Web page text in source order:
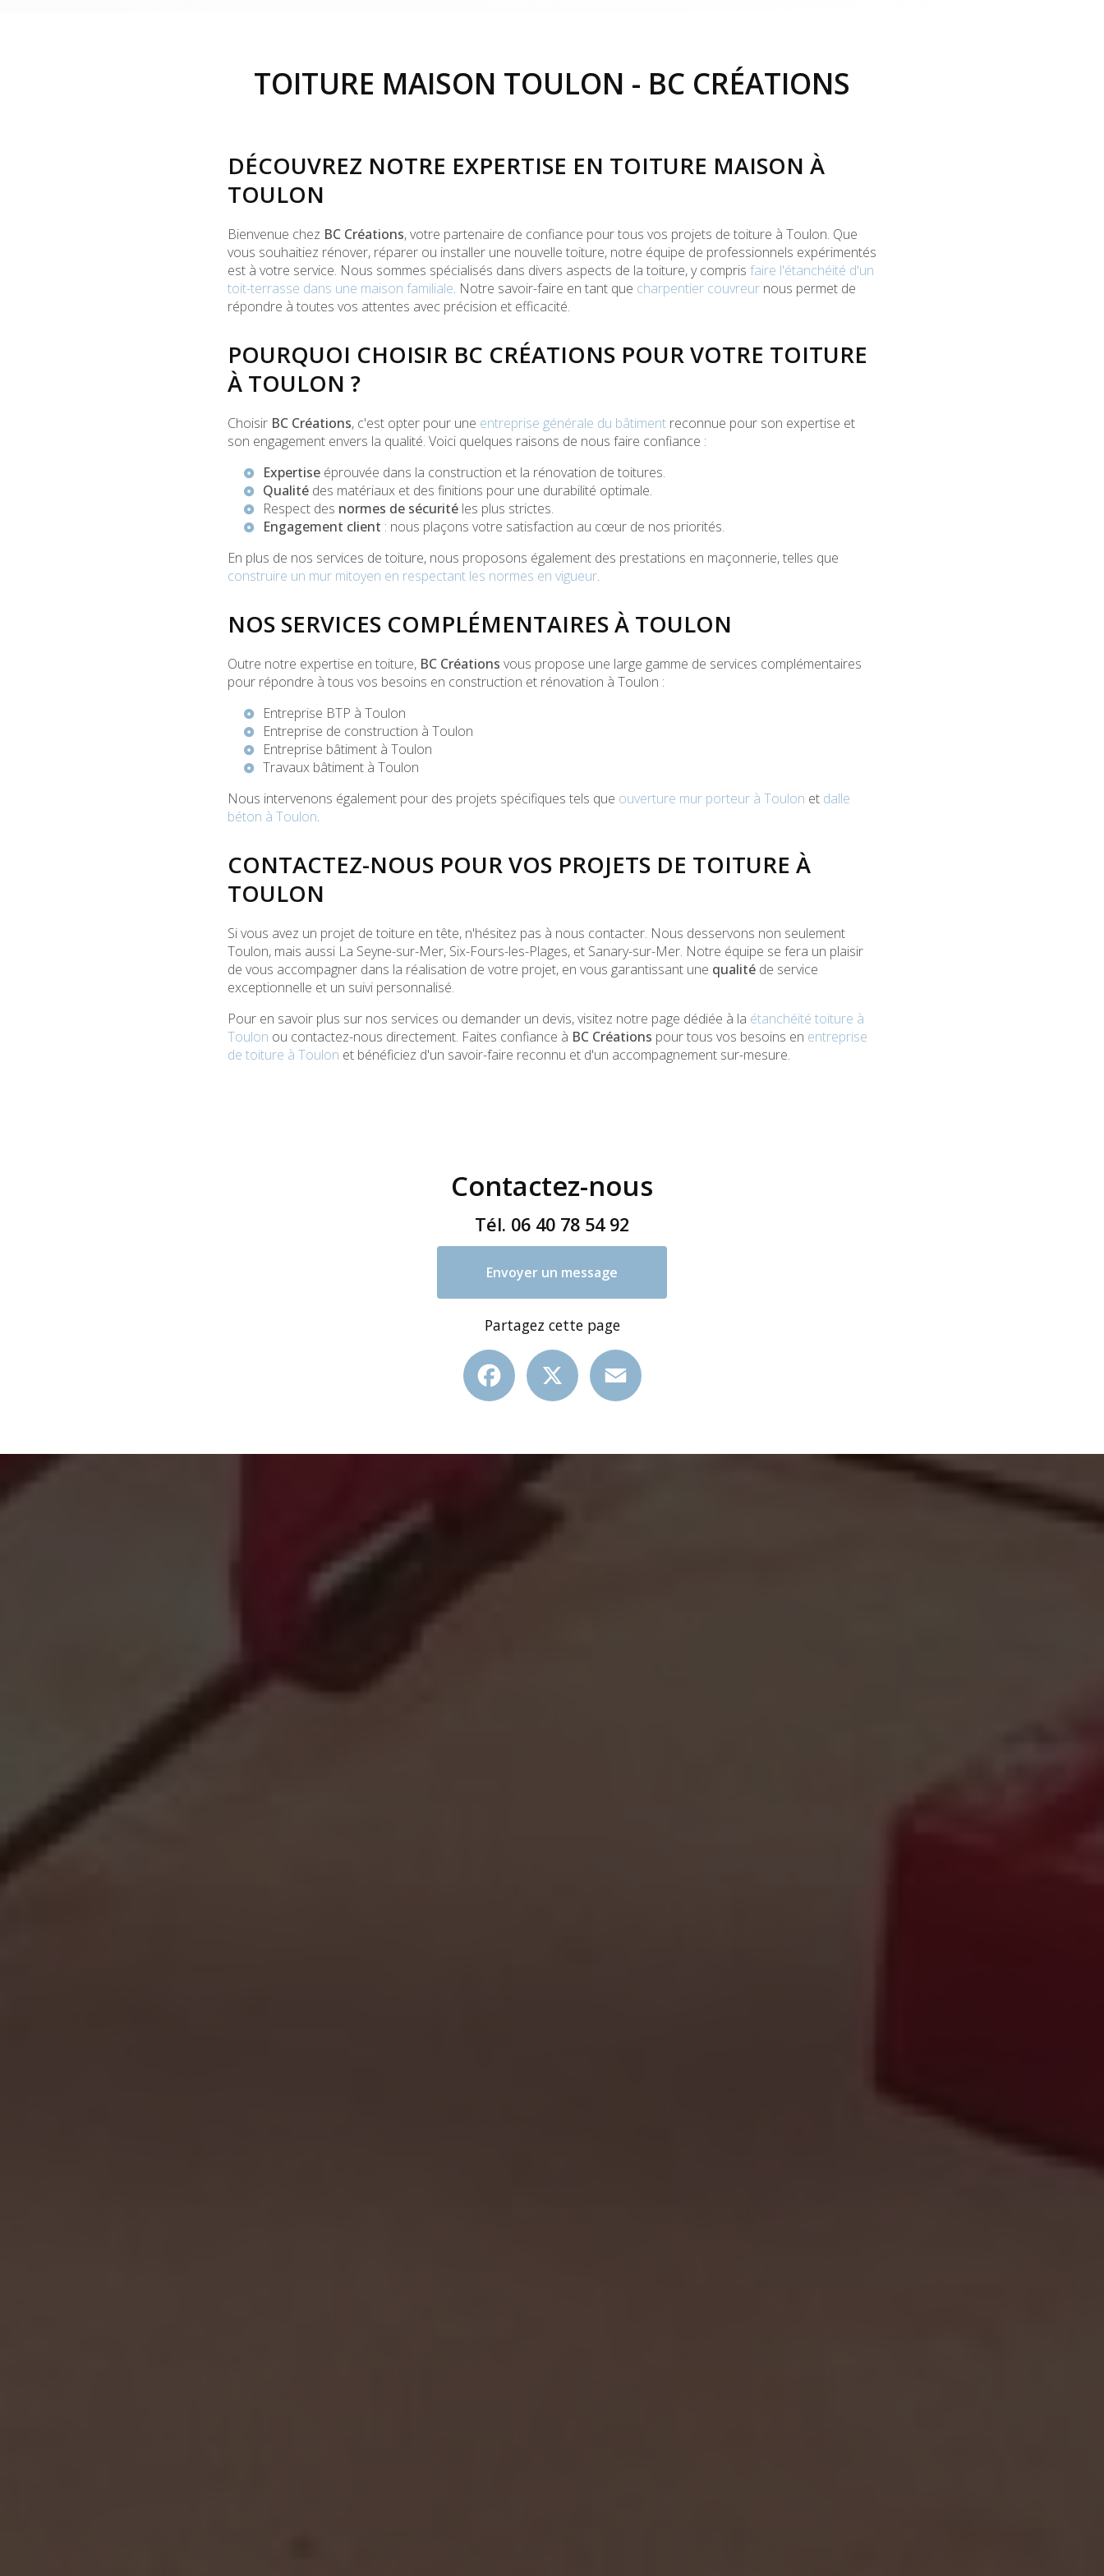
TOITURE MAISON TOULON - BC CRÉATIONS
DÉCOUVREZ NOTRE EXPERTISE EN TOITURE MAISON À
TOULON
Bienvenue chez BC Créations, votre partenaire de confiance pour tous vos projets de toiture à Toulon. Que
vous souhaitiez rénover, réparer ou installer une nouvelle toiture, notre équipe de professionnels expérimentés
est à votre service. Nous sommes spécialisés dans divers aspects de la toiture, y compris faire l'étanchéité d'un
toit-terrasse dans une maison familiale. Notre savoir-faire en tant que charpentier couvreur nous permet de
répondre à toutes vos attentes avec précision et efficacité.
POURQUOI CHOISIR BC CRÉATIONS POUR VOTRE TOITURE
À TOULON ?
Choisir BC Créations, c'est opter pour une entreprise générale du bâtiment reconnue pour son expertise et
son engagement envers la qualité. Voici quelques raisons de nous faire confiance :
Expertise éprouvée dans la construction et la rénovation de toitures.
Qualité des matériaux et des finitions pour une durabilité optimale.
Respect des normes de sécurité les plus strictes.
Engagement client : nous plaçons votre satisfaction au cœur de nos priorités.
En plus de nos services de toiture, nous proposons également des prestations en maçonnerie, telles que
construire un mur mitoyen en respectant les normes en vigueur.
NOS SERVICES COMPLÉMENTAIRES À TOULON
Outre notre expertise en toiture, BC Créations vous propose une large gamme de services complémentaires
pour répondre à tous vos besoins en construction et rénovation à Toulon :
Entreprise BTP à Toulon
Entreprise de construction à Toulon
Entreprise bâtiment à Toulon
Travaux bâtiment à Toulon
Nous intervenons également pour des projets spécifiques tels que ouverture mur porteur à Toulon et dalle
béton à Toulon.
CONTACTEZ-NOUS POUR VOS PROJETS DE TOITURE À
TOULON
Si vous avez un projet de toiture en tête, n'hésitez pas à nous contacter. Nous desservons non seulement
Toulon, mais aussi La Seyne-sur-Mer, Six-Fours-les-Plages, et Sanary-sur-Mer. Notre équipe se fera un plaisir
de vous accompagner dans la réalisation de votre projet, en vous garantissant une qualité de service
exceptionnelle et un suivi personnalisé.
Pour en savoir plus sur nos services ou demander un devis, visitez notre page dédiée à la étanchéité toiture à
Toulon ou contactez-nous directement. Faites confiance à BC Créations pour tous vos besoins en entreprise
de toiture à Toulon et bénéficiez d'un savoir-faire reconnu et d'un accompagnement sur-mesure.
Contactez-nous
Tél. 06 40 78 54 92
Envoyer un message
Partagez cette page
Facebook